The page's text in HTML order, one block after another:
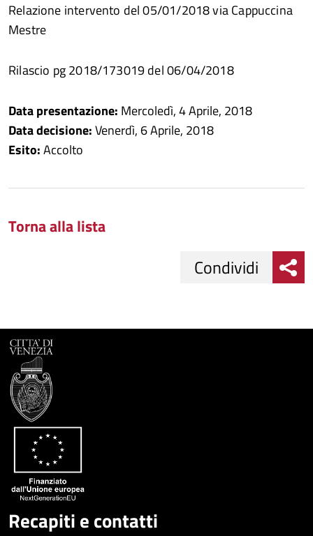
Facebook
su
Relazione intervento del 05/01/2018 via Cappuccina
Mestre
Rilascio pg 2018/173019 del 06/04/2018
Data presentazione: Mercoledì, 4 Aprile, 2018
Data decisione:Venerdì, 6 Aprile, 2018
Esito:Accolto
Torna alla lista
su
Condividi
Condividi
Recapiti e contatti